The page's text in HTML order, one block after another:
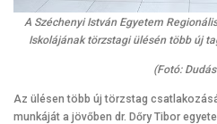
A Széchenyi István Egyetem
Iskolájának törzstagi ülésén több új
(Fotó:
Az ülésen több új törzstag
munkáját a jövőben dr. Dőry Tibor